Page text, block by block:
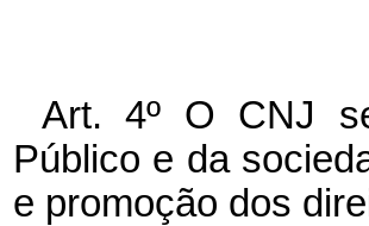
Art. 4º O CNJ
Público e da
e promoção dos